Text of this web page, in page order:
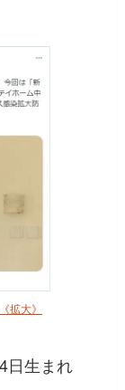
《拡大》
日生まれ